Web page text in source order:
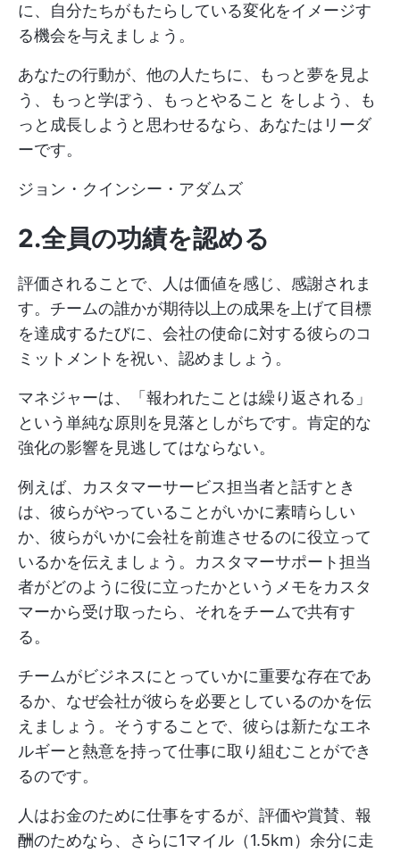
に、自分たちがもたらしている変化をイメージす
る機会を与えましょう。
あなたの行動が、他の人たちに、もっと夢を見よ
う、もっと学ぼう、もっとやること をしよう、も
っと成長しようと思わせるなら、あなたはリーダ
ーです。
ジョン・クインシー・アダムズ
2.全員の功績を認める
評価されることで、人は価値を感じ、感謝されま
す。チームの誰かが期待以上の成果を上げて目標
を達成するたびに、会社の使命に対する彼らのコ
ミットメントを祝い、認めましょう。
マネジャーは、「報われたことは繰り返される」
という単純な原則を見落としがちです。肯定的な
強化の影響を見逃してはならない。
例えば、カスタマーサービス担当者と話すとき
は、彼らがやっていることがいかに素晴らしい
か、彼らがいかに会社を前進させるのに役立って
いるかを伝えましょう。カスタマーサポート担当
者がどのように役に立ったかというメモをカスタ
マーから受け取ったら、それをチームで共有す
る。
チームがビジネスにとっていかに重要な存在であ
るか、なぜ会社が彼らを必要としているのかを伝
えましょう。そうすることで、彼らは新たなエネ
ルギーと熱意を持って仕事に取り組むことができ
るのです。
人はお金のために仕事をするが、評価や賞賛、報
酬のためなら、さらに1マイル（1.5km）余分に走